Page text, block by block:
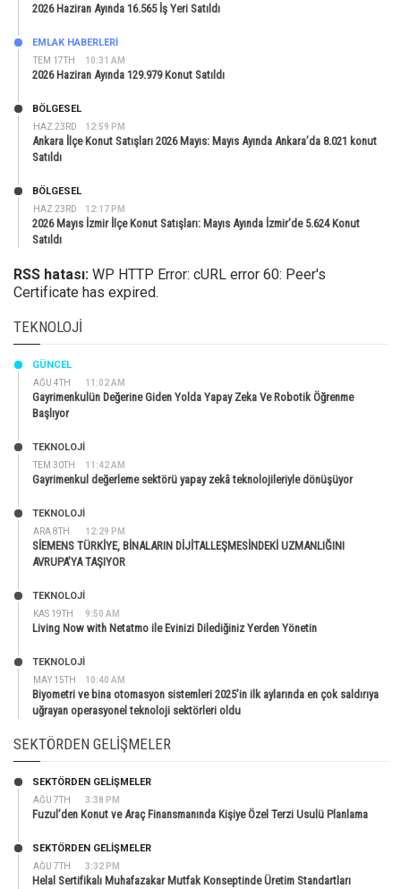
2026 Haziran Ayında 16.565 İş Yeri Satıldı
TEM 17TH 10:31 AM
EMLAK HABERLERI
2026 Haziran Ayında 129.979 Konut Satıldı
HAZ 23RD 12:59 PM
BÖLGESEL
Ankara İlçe Konut Satışları 2026 Mayıs: Mayıs Ayında Ankara’da 8.021 konut
Satıldı
HAZ 23RD 12:17 PM
BÖLGESEL
2026 Mayıs İzmir İlçe Konut Satışları: Mayıs Ayında İzmir’de 5.624 Konut
Satıldı
RSS hatası: WP HTTP Error: cURL error 60: Peer's
Certificate has expired.
TEKNOLOJI
AĞU 4TH 11:02 AM
GÜNCEL
Gayrimenkulün Değerine Giden Yolda Yapay Zeka Ve Robotik Öğrenme
Başlıyor
TEM 30TH 11:42 AM
TEKNOLOJİ
Gayrimenkul değerleme sektörü yapay zekâ teknolojileriyle dönüşüyor
ARA 8TH 12:29 PM
TEKNOLOJİ
SİEMENS TÜRKİYE, BİNALARIN DİJİTALLEŞMESİNDEKİ UZMANLIĞINI
AVRUPA’YA TAŞIYOR
KAS 19TH 9:50 AM
TEKNOLOJİ
Living Now with Netatmo ile Evinizi Dilediğiniz Yerden Yönetin
MAY 15TH 10:40 AM
TEKNOLOJİ
Biyometri ve bina otomasyon sistemleri 2025’in ilk aylarında en çok saldırıya
uğrayan operasyonel teknoloji sektörleri oldu
SEKTÖRDEN GELIŞMELER
AĞU 7TH 3:38 PM
SEKTÖRDEN GELIŞMELER
Fuzul’den Konut ve Araç Finansmanında Kişiye Özel Terzi Usulü Planlama
AĞU 7TH 3:32 PM
SEKTÖRDEN GELIŞMELER
Helal Sertifikalı Muhafazakar Mutfak Konseptinde Üretim Standartları